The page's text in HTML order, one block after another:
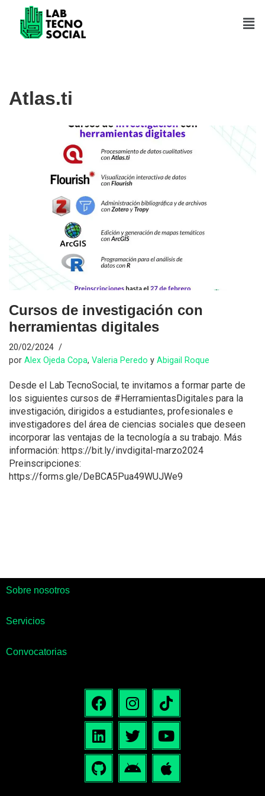
Saltar
Atlas.ti
Cursos de investigación con
herramientas digitales
20/02/2024
por Alex Ojeda Copa, Valeria Peredo y Abigail Roque
Desde el Lab TecnoSocial, te invitamos a formar parte de
los siguientes cursos de #HerramientasDigitales para la
investigación, dirigidos a estudiantes, profesionales e
investigadores del área de ciencias sociales que deseen
incorporar las ventajas de la tecnología a su trabajo. Más
información: https://bit.ly/invdigital-marzo2024
Preinscripciones:
https://forms.gle/DeBCA5Pua49WUJWe9
Sobre nosotros
Servicios
Convocatorias